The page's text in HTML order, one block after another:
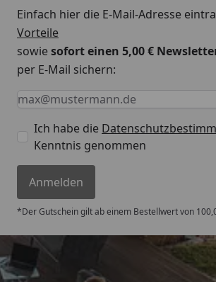
Einfach hier die E-Mail-Adresse
Vorteile
sowiesofort einen 5,00 €
per E-Mail sichern:
Keine Eingabe erforderlich
Eingabe erforderlich
E-Mail *
Ich habe die
Kenntnis genommen
Anmelden
*Der Gutschein gilt ab einem Bestellwert von